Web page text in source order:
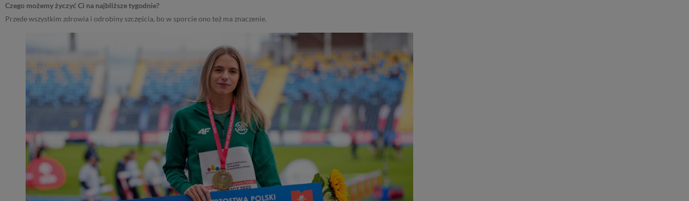
Czego możemy życzyć Ci na najbliższe tygodnie?
Przede wszystkim zdrowia i odrobiny szczęścia, bo w sporcie ono też ma znaczenie.